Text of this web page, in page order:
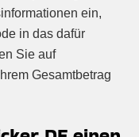
ein,
in das dafür
Sie auf
Gesamtbetrag